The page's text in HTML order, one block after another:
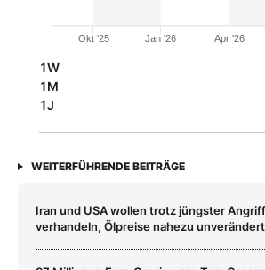
Okt '25 Jan '26 Apr '26
1W
1M
1J
WEITERFÜHRENDE BEITRÄGE
Iran und USA wollen trotz jüngster
verhandeln, Ölpreise nahezu unverändert